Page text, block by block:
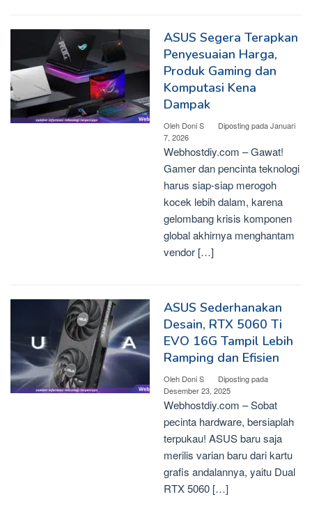
ASUS Segera Terapkan
Penyesuaian Harga,
Produk Gaming dan
Komputasi Kena
Dampak
Oleh Doni S Diposting padaJanuari
7, 2026
Webhostdiy.com – Gawat!
Gamer dan pencinta teknologi
harus siap-siap merogoh
kocek lebih dalam, karena
gelombang krisis komponen
global akhirnya menghantam
vendor […]
ASUS Sederhanakan
Desain, RTX 5060 Ti
EVO 16G Tampil Lebih
Ramping dan Efisien
Oleh Doni S
Diposting pada
Desember 23, 2025
Webhostdiy.com – Sobat
pecinta hardware, bersiaplah
terpukau! ASUS baru saja
merilis varian baru dari kartu
grafis andalannya, yaitu Dual
RTX 5060 […]